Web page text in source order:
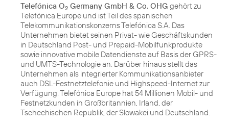
Telefónica O2 Germany GmbH & Co. OHG gehört zu
Telefónica Europe und ist Teil des spanischen
Telekommunikationskonzerns Telefónica S.A. Das
Unternehmen bietet seinen Privat- wie Geschäftskunden
in Deutschland Post- und Prepaid-Mobilfunkprodukte
sowie innovative mobile Datendienste auf Basis der GPRS-
und UMTS-Technologie an. Darüber hinaus stellt das
Unternehmen als integrierter Kommunikationsanbieter
auch DSL-Festnetztelefonie und Highspeed-Internet zur
Verfügung. Telefónica Europe hat 54 Millionen Mobil- und
Festnetzkunden in Großbritannien, Irland, der
Tschechischen Republik, der Slowakei und Deutschland.